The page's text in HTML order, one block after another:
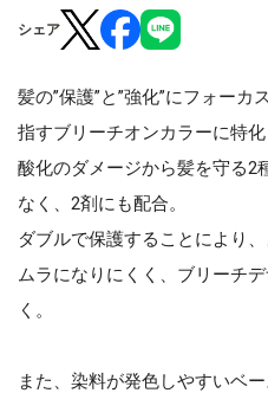
シェア
髪の”保護”と”強化”にフォー
指すブリーチオンカラーに特化
酸化のダメージから髪を守る2
なく、2剤にも配合。
ダブルで保護することにより
ムラになりにくく、ブリーチ
く。
また、染料が発色しやすいベ